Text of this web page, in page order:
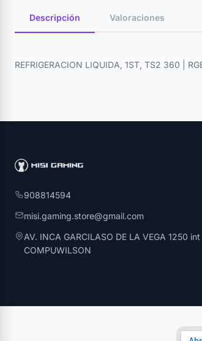
Descripción Valoraciones
REFRIGERACION LIQUIDA, 1ST, TS2 360 |
908814594
misi.gaming.store@gmail.com
AV. INCA GARCILASO DE LA VEGA 1250
COMPUWILSON